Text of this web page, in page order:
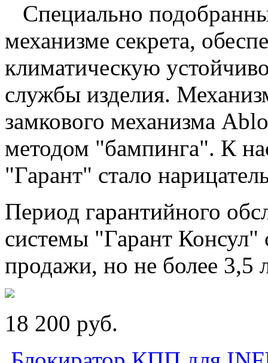
Специально
механизме секрета,
климатическую
службы изделия.
замкового механизма
методом "бампинга". К
"Гарант" стало
Период гарантийного
системы "Гарант Консул"
продажи, но не более 3,5
18 200 pуб.